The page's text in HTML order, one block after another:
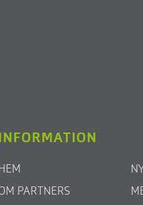
HEM
PARTNERS